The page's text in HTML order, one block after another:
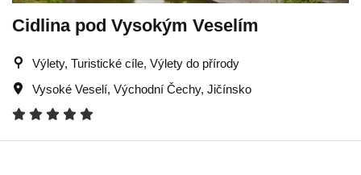
Cidlina pod Vysokým Veselím
Výlety, Turistické cíle, Výlety do přírody
Vysoké Veselí, Východní Čechy, Jičínsko